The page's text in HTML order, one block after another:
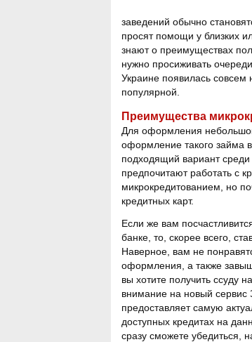
заведений обычно
просят помощи у близких
знают о преимуществах
нужно просиживать
Украине появилась совсем
популярной.
Преимущества
Для оформления
оформление такого займа
подходящий вариант
предпочитают работать с
микрокредитованием, но
кредитных карт.
Если же вам
банке, то, скорее всего,
Наверное, вам не
оформления, а также
вы хотите получить ссуду
внимание на новый сервис
предоставляет самую
доступных кредитах на
сразу сможете убедиться,